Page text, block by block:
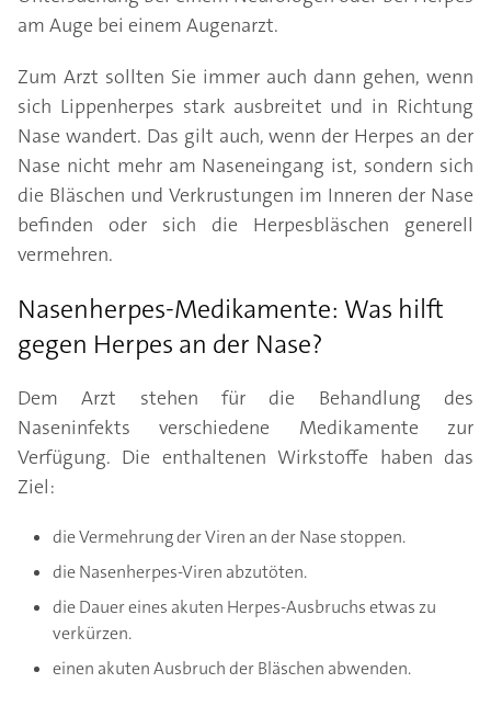
am Auge bei einem Augenarzt.
Zum Arzt sollten Sie immer auch dann gehen, wenn
sich Lippenherpes stark ausbreitet und in Richtung
Nase wandert. Das gilt auch, wenn der Herpes an der
Nase nicht mehr am Naseneingang ist, sondern sich
die Bläschen und Verkrustungen im Inneren der Nase
befinden oder sich die Herpesbläschen generell
vermehren.
Nasenherpes-Medikamente: Was hilft
gegen Herpes an der Nase?
Dem Arzt stehen für die Behandlung des
Naseninfekts verschiedene Medikamente zur
Verfügung. Die enthaltenen Wirkstoffe haben das
Ziel:
die Vermehrung der Viren an der Nase stoppen.
die Nasenherpes-Viren abzutöten.
die Dauer eines akuten Herpes-Ausbruchs etwas zu
verkürzen.
einen akuten Ausbruch der Bläschen abwenden.